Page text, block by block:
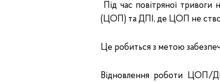
Під час повітряної тривоги
(ЦОП) та ДПІ, де ЦОП не
Це робиться з метою
Відновлення роботи ЦОП/